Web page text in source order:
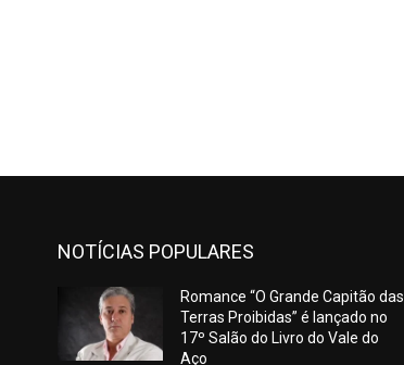
NOTÍCIAS POPULARES
Romance “O Grande Capitão das
Terras Proibidas” é lançado no
17º Salão do Livro do Vale do
Aço